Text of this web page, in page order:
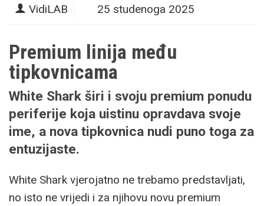
VidiLAB 25 studenoga 2025
Premium linija među
tipkovnicama
White Shark širi i svoju premium ponudu
periferije koja uistinu opravdava svoje
ime, a nova tipkovnica nudi puno toga za
entuzijaste.
White Shark vjerojatno ne trebamo predstavljati,
no isto ne vrijedi i za njihovu novu premium